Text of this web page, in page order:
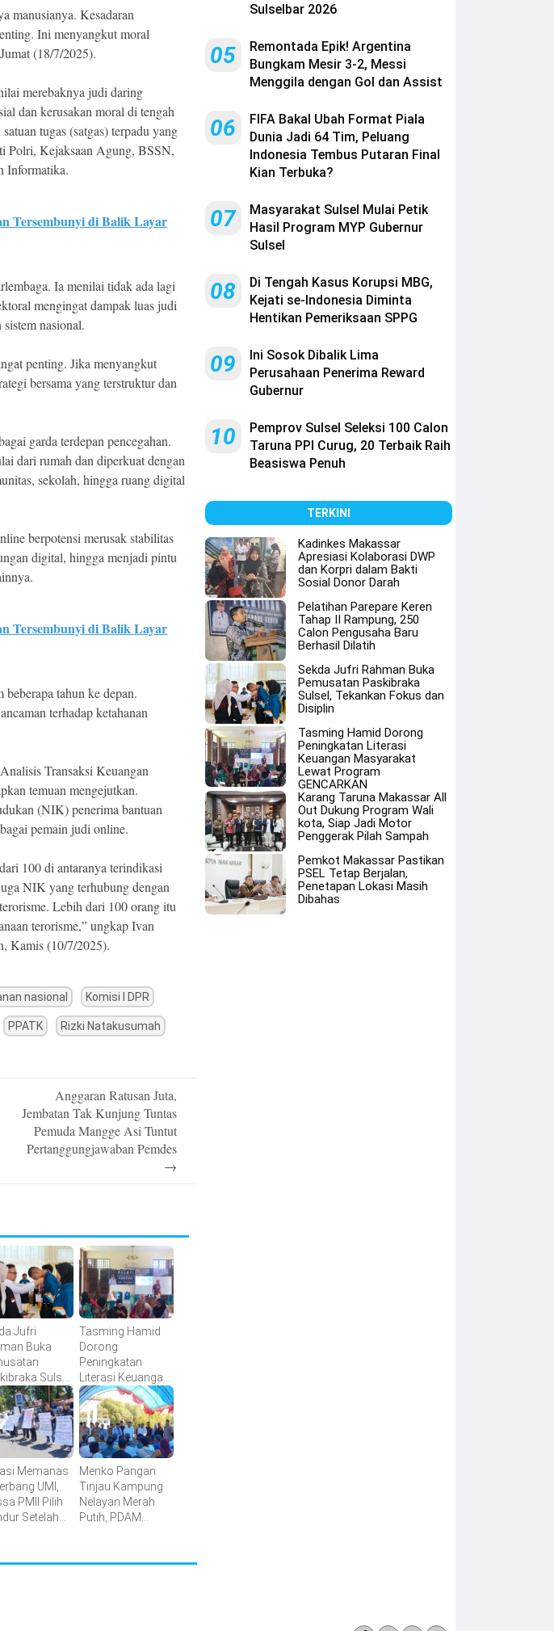
manusianya. Kesadaran
Ini menyangkut moral
(18/7/2025).
merebaknya judi daring
dan kerusakan moral di tengah
tugas (satgas) terpadu yang
Polri, Kejaksaan Agung, BSSN,
Informatika.
Tersembunyi di Balik Layar
Ia menilai tidak ada lagi
mengingat dampak luas judi
nasional.
penting. Jika menyangkut
bersama yang terstruktur dan
garda terdepan pencegahan.
dari rumah dan diperkuat dengan
sekolah, hingga ruang digital
berpotensi merusak stabilitas
digital, hingga menjadi pintu
Tersembunyi di Balik Layar
tahun ke depan.
terhadap ketahanan
Transaksi Keuangan
temuan mengejutkan.
(NIK) penerima bantuan
pemain judi online.
100 di antaranya terindikasi
NIK yang terhubung dengan
Lebih dari 100 orang itu
terorisme,” ungkap Ivan
Kamis (10/7/2025).
nasional Komisi I DPR
PPATK Rizki Natakusumah
Anggaran Ratusan Juta,
Jembatan Tak Kunjung Tuntas
Pemuda Mangge Asi Tuntut
Pertanggungjawaban Pemdes
→
Jufri
Buka
Sulsel,
Fokus
Tasming Hamid
Dorong
Peningkatan
Literasi Keuangan
Masyarakat Lewat
Program
GENCARKAN
Memanas
UMI,
PMII Pilih
Setelah
Menko Pangan
Tinjau Kampung
Nelayan Merah
Putih, PDAM
Penyediaan Air
Sulselbar 2026
05
Remontada Epik! Argentina
Bungkam Mesir 3-2, Messi
Menggila dengan Gol dan Assist
06
FIFA Bakal Ubah Format Piala
Dunia Jadi 64 Tim, Peluang
Indonesia Tembus Putaran Final
Kian Terbuka?
07
Masyarakat Sulsel Mulai Petik
Hasil Program MYP Gubernur
Sulsel
08
Di Tengah Kasus Korupsi MBG,
Kejati se-Indonesia Diminta
Hentikan Pemeriksaan SPPG
09
Ini Sosok Dibalik Lima
Perusahaan Penerima Reward
Gubernur
10
Pemprov Sulsel Seleksi 100 Calon
Taruna PPI Curug, 20 Terbaik Raih
Beasiswa Penuh
TERKINI
Kadinkes Makassar
Apresiasi Kolaborasi DWP
dan Korpri dalam Bakti
Sosial Donor Darah
Pelatihan Parepare Keren
Tahap II Rampung, 250
Calon Pengusaha Baru
Berhasil Dilatih
Sekda Jufri Rahman Buka
Pemusatan Paskibraka
Sulsel, Tekankan Fokus dan
Disiplin
Tasming Hamid Dorong
Peningkatan Literasi
Keuangan Masyarakat
Lewat Program
GENCARKAN
Karang Taruna Makassar All
Out Dukung Program Wali
kota, Siap Jadi Motor
Penggerak Pilah Sampah
Pemkot Makassar Pastikan
PSEL Tetap Berjalan,
Penetapan Lokasi Masih
Dibahas